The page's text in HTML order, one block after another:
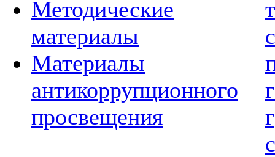
Методические
материалы
Материалы
антикоррупционного
просвещения